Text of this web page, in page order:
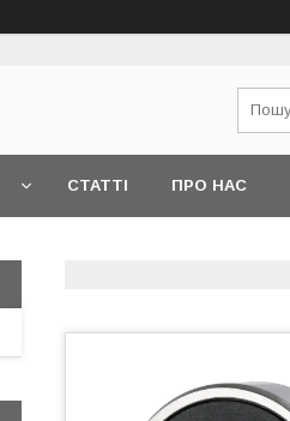
СТАТТІ ПРО НАС